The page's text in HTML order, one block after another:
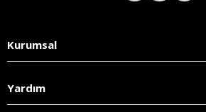
Kurumsal
Yardım